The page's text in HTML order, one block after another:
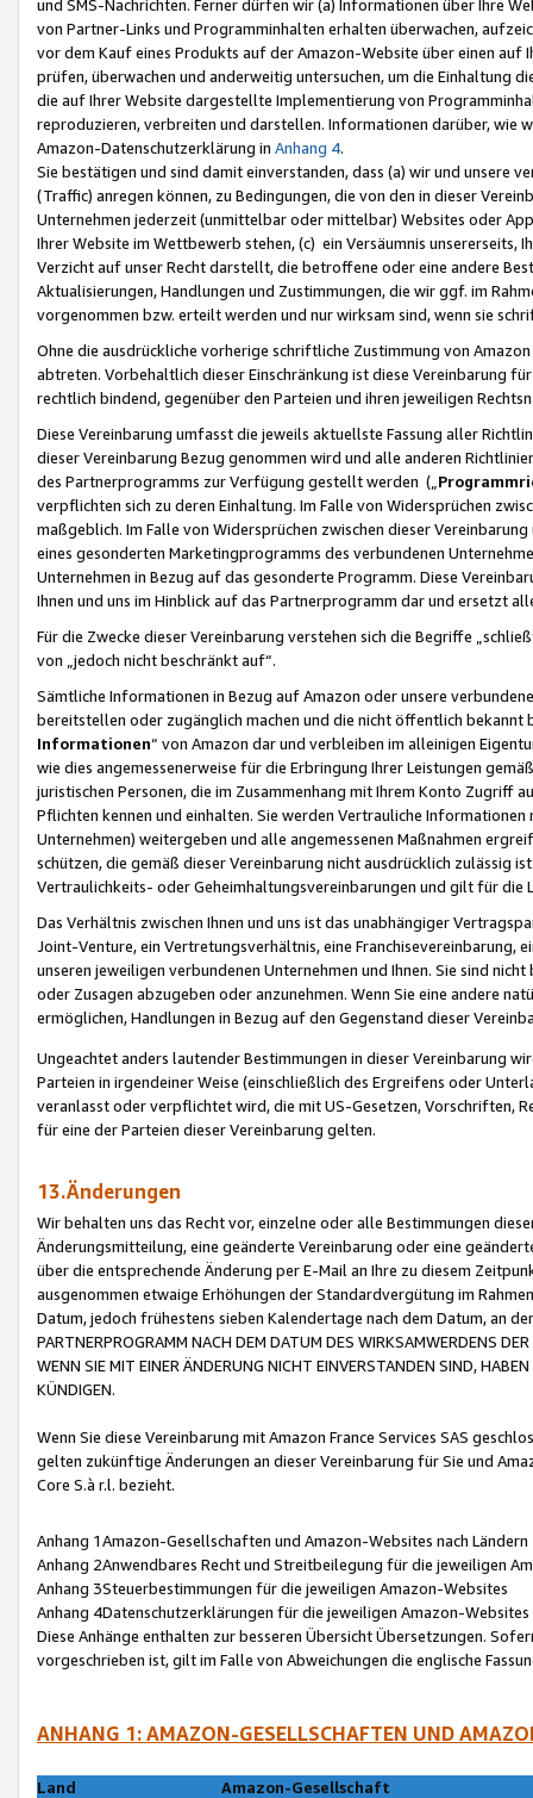
und SMS-Nachrichten. Ferner dürfen wir (a) Informationen über Ihre
von Partner-Links und Programminhalten erhalten überwachen,
vor dem Kauf eines Produkts auf der Amazon-Website über einen
prüfen, überwachen und anderweitig untersuchen, um die Einhaltung
die auf Ihrer Website dargestellte Implementierung von
reproduzieren, verbreiten und darstellen. Informationen darüber, wie
Amazon-Datenschutzerklärung in Anhang 4.
Sie bestätigen und sind damit einverstanden, dass (a) wir und
(Traffic) anregen können, zu Bedingungen, die von den in dieser
Unternehmen jederzeit (unmittelbar oder mittelbar) Websites oder
Ihrer Website im Wettbewerb stehen, (c) ein Versäumnis unsererseits,
Verzicht auf unser Recht darstellt, die betroffene oder eine andere
Aktualisierungen, Handlungen und Zustimmungen, die wir ggf. im
vorgenommen bzw. erteilt werden und nur wirksam sind, wenn sie
Ohne die ausdrückliche vorherige schriftliche Zustimmung von
abtreten. Vorbehaltlich dieser Einschränkung ist diese Vereinbarung
rechtlich bindend, gegenüber den Parteien und ihren jeweiligen
Diese Vereinbarung umfasst die jeweils aktuellste Fassung aller
dieser Vereinbarung Bezug genommen wird und alle anderen
des Partnerprogramms zur Verfügung gestellt werden („
verpflichten sich zu deren Einhaltung. Im Falle von Widersprüchen
maßgeblich. Im Falle von Widersprüchen zwischen dieser
eines gesonderten Marketingprogramms des verbundenen
Unternehmen in Bezug auf das gesonderte Programm. Diese
Ihnen und uns im Hinblick auf das Partnerprogramm dar und ersetzt
Für die Zwecke dieser Vereinbarung verstehen sich die Begriffe
von „jedoch nicht beschränkt auf“.
Sämtliche Informationen in Bezug auf Amazon oder unsere
bereitstellen oder zugänglich machen und die nicht öffentlich
Informationen“ von Amazon dar und verbleiben im alleinigen
wie dies angemessenerweise für die Erbringung Ihrer Leistungen
juristischen Personen, die im Zusammenhang mit Ihrem Konto
Pflichten kennen und einhalten. Sie werden Vertrauliche
Unternehmen) weitergeben und alle angemessenen Maßnahmen
schützen, die gemäß dieser Vereinbarung nicht ausdrücklich zulässig
Vertraulichkeits- oder Geheimhaltungsvereinbarungen und gilt für die
Das Verhältnis zwischen Ihnen und uns ist das unabhängiger
Joint-Venture, ein Vertretungsverhältnis, eine Franchisevereinbarung,
unseren jeweiligen verbundenen Unternehmen und Ihnen. Sie sind
oder Zusagen abzugeben oder anzunehmen. Wenn Sie eine andere
ermöglichen, Handlungen in Bezug auf den Gegenstand dieser
Ungeachtet anders lautender Bestimmungen in dieser Vereinbarung
Parteien in irgendeiner Weise (einschließlich des Ergreifens oder
veranlasst oder verpflichtet wird, die mit US-Gesetzen, Vorschriften,
für eine der Parteien dieser Vereinbarung gelten.
13.Änderungen
Wir behalten uns das Recht vor, einzelne oder alle Bestimmungen
Änderungsmitteilung, eine geänderte Vereinbarung oder eine
über die entsprechende Änderung per E-Mail an Ihre zu diesem
ausgenommen etwaige Erhöhungen der Standardvergütung im
Datum, jedoch frühestens sieben Kalendertage nach dem Datum, an
PARTNERPROGRAMM NACH DEM DATUM DES WIRKSAMWERDENS
WENN SIE MIT EINER ÄNDERUNG NICHT EINVERSTANDEN SIND,
KÜNDIGEN.
Wenn Sie diese Vereinbarung mit Amazon France Services SAS
gelten zukünftige Änderungen an dieser Vereinbarung für Sie und
Core S.à r.l. bezieht.
Anhang 1Amazon-Gesellschaften und Amazon-Websites nach Ländern
Anhang 2Anwendbares Recht und Streitbeilegung für die jeweiligen
Anhang 3Steuerbestimmungen für die jeweiligen Amazon-Websites
Anhang 4Datenschutzerklärungen für die jeweiligen Amazon-Websites
Diese Anhänge enthalten zur besseren Übersicht Übersetzungen.
vorgeschrieben ist, gilt im Falle von Abweichungen die englische
ANHANG 1: AMAZON-GESELLSCHAFTEN UND
Land
Amazon-Gesellschaft